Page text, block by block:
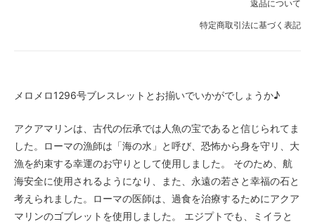
返品について
特定商取引法に基づく表記
メロメロ1296号ブレスレットとお揃いでいかがでしょうか♪
アクアマリンは、古代の伝承では人魚の宝であると信じられてま
した。ローマの漁師は「海の水」と呼び、恐怖から身を守リ、大
漁を約束する幸運のお守りとして使用しました。 そのため、航
海安全に使用されるようになり、また、永遠の若さと幸福の石と
考えられました。ローマの医師は、過食を治療するためにアクア
マリンのゴブレットを使用しました。 エジプトでも、ミイラと